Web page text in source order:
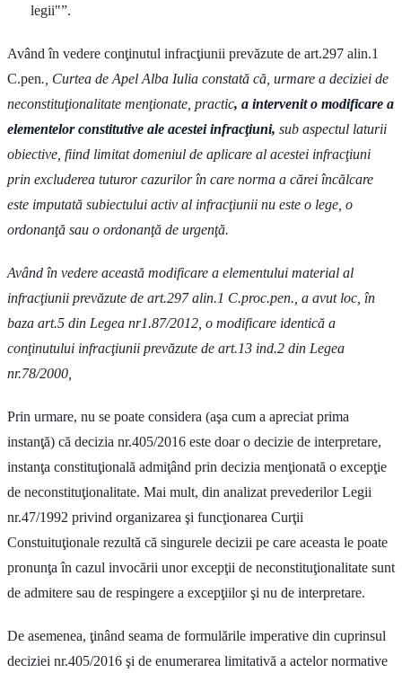
legii"”.
Având în vedere conţinutul infracţiunii prevăzute de art.297 alin.1
C.pen., Curtea de Apel Alba Iulia constată că, urmare a deciziei de
neconstituţionalitate menţionate, practic, a intervenit o modificare a
elementelor constitutive ale acestei infracţiuni, sub aspectul laturii
obiective, fiind limitat domeniul de aplicare al acestei infracţiuni
prin excluderea tuturor cazurilor în care norma a cărei încălcare
este imputată subiectului activ al infracţiunii nu este o lege, o
ordonanţă sau o ordonanţă de urgenţă.
Având în vedere această modificare a elementului material al
infracţiunii prevăzute de art.297 alin.1 C.proc.pen., a avut loc, în
baza art.5 din Legea nr1.87/2012, o modificare identică a
conţinutului infracţiunii prevăzute de art.13 ind.2 din Legea
nr.78/2000,
Prin urmare, nu se poate considera (aşa cum a apreciat prima
instanţă) că decizia nr.405/2016 este doar o decizie de interpretare,
instanţa constituţională admiţând prin decizia menţionată o excepţie
de neconstituţionalitate. Mai mult, din analizat prevederilor Legii
nr.47/1992 privind organizarea şi funcţionarea Curţii
Constuituţionale rezultă că singurele decizii pe care aceasta le poate
pronunţa în cazul invocării unor excepţii de neconstituţionalitate sunt
de admitere sau de respingere a excepţiilor şi nu de interpretare.
De asemenea, ţinând seama de formulările imperative din cuprinsul
deciziei nr.405/2016 şi de enumerarea limitativă a actelor normative